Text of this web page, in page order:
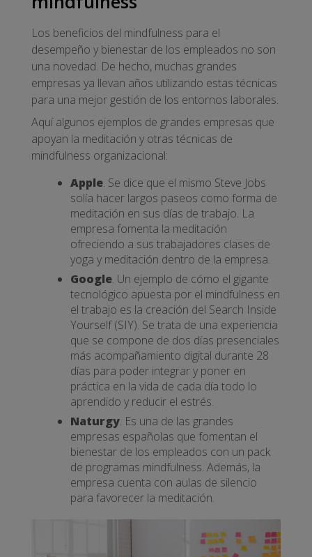
Los beneficios del mindfulness para el
desempeño y bienestar de los empleados no son
una novedad. De hecho, muchas grandes
empresas ya llevan años utilizando estas técnicas
para una mejor gestión de los entornos laborales.
Aquí algunos ejemplos de grandes empresas que
apoyan la meditación y otras técnicas de
mindfulness organizacional:
Apple. Se dice que el mismo Steve Jobs
solía hacer largos paseos como forma de
meditación en sus días de trabajo. La
empresa fomenta la meditación
ofreciendo a sus trabajadores clases de
yoga y meditación dentro de la empresa.
Google. Un ejemplo de cómo el gigante
tecnológico apuesta por el mindfulness en
el trabajo es la creación del Search Inside
Yourself (SIY). Se trata de una experiencia
que se compone de dos días presenciales
más acompañamiento digital durante 28
días para poder integrar y poner en
práctica en la vida de cada día todo lo
aprendido y reducir el estrés.
Naturgy. Es una de las grandes
empresas españolas que fomentan el
bienestar de los empleados con un pack
de programas mindfulness. Además, la
empresa cuenta con aulas de silencio
para favorecer la meditación.